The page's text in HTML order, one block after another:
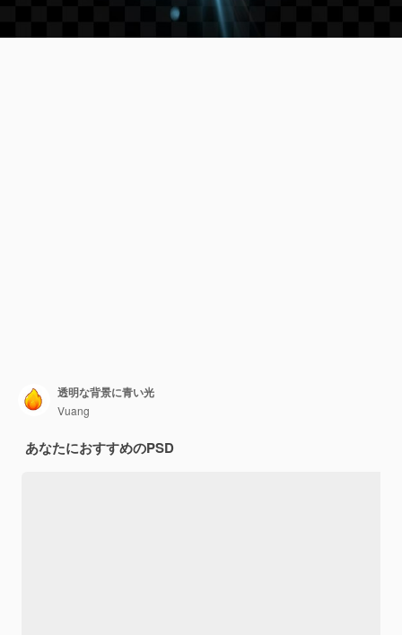
透明な背景に青い光
Vuang
あなたにおすすめのPSD